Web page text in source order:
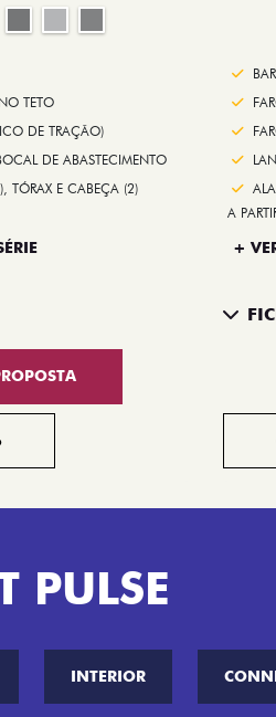
TETO
DE TRAÇÃO)
DE ABASTECIMENTO
TÓRAX E CABEÇA (2)
A
+
PULSE
INTERIOR